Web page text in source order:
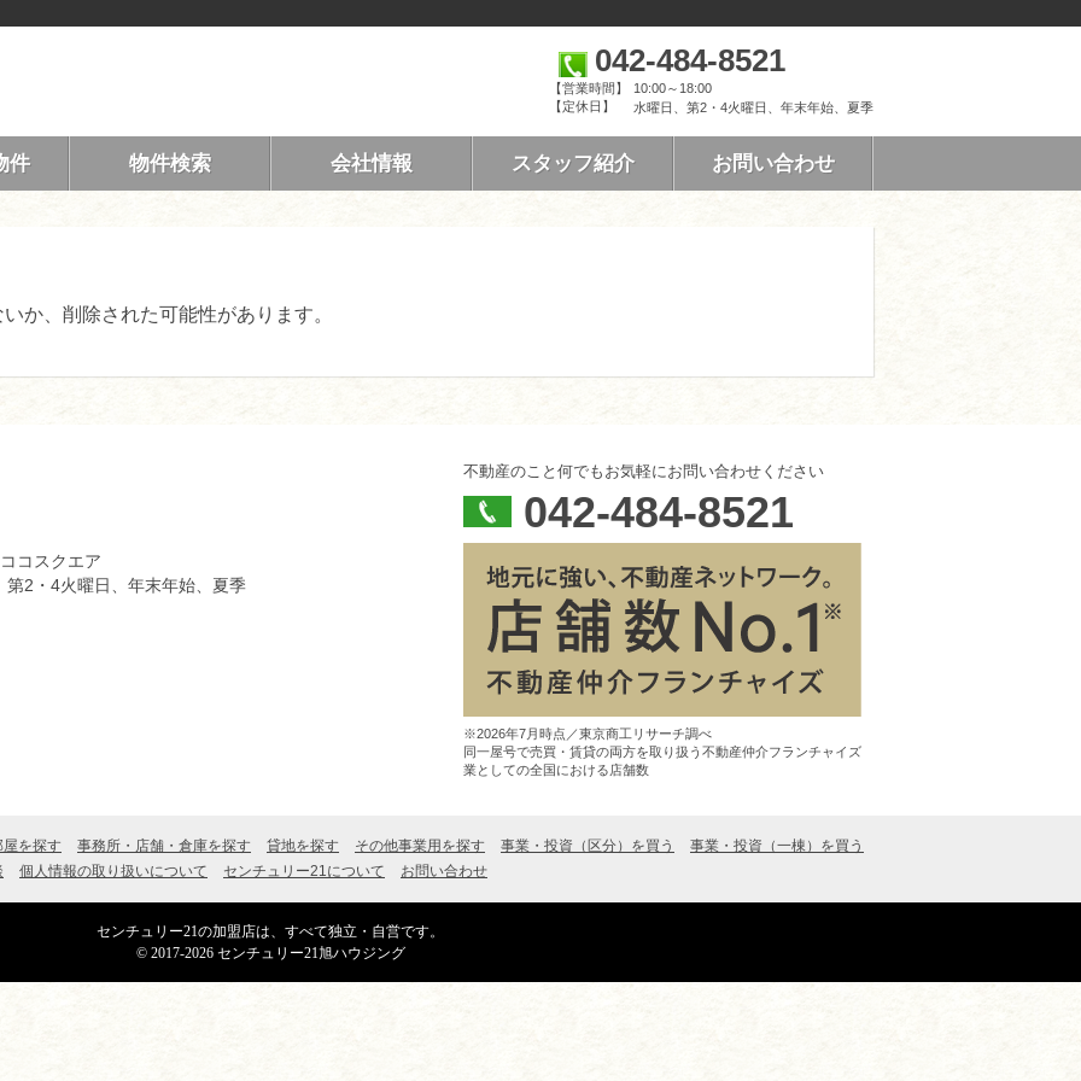
042-484-8521
【営業時間】
10:00～18:00
【定休日】
水曜日、第2・4火曜日、年末年始、夏季
件 物件検索 会社情報 スタッフ紹介 お問い合わせ
か、削除された可能性があります。
コスクエア
第2・4火曜日、年末年始、夏季
不動産のこと何でもお気軽にお問い合わせください
042-484-8521
※2026年7月時点／東京商工リサーチ調べ
同一屋号で売買・賃貸の両方を取り扱う不動産仲介フランチャイズ
業としての全国における店舗数
屋を探す 事務所・店舗・倉庫を探す 貸地を探す その他事業用を探す 事業・投資（区分）を買う
事業・投資（一棟）を買う
個人情報の取り扱いについて センチュリー21について お問い合わせ
センチュリー21の加盟店は、すべて独立・自営です。
© 2017-2026 センチュリー21旭ハウジング